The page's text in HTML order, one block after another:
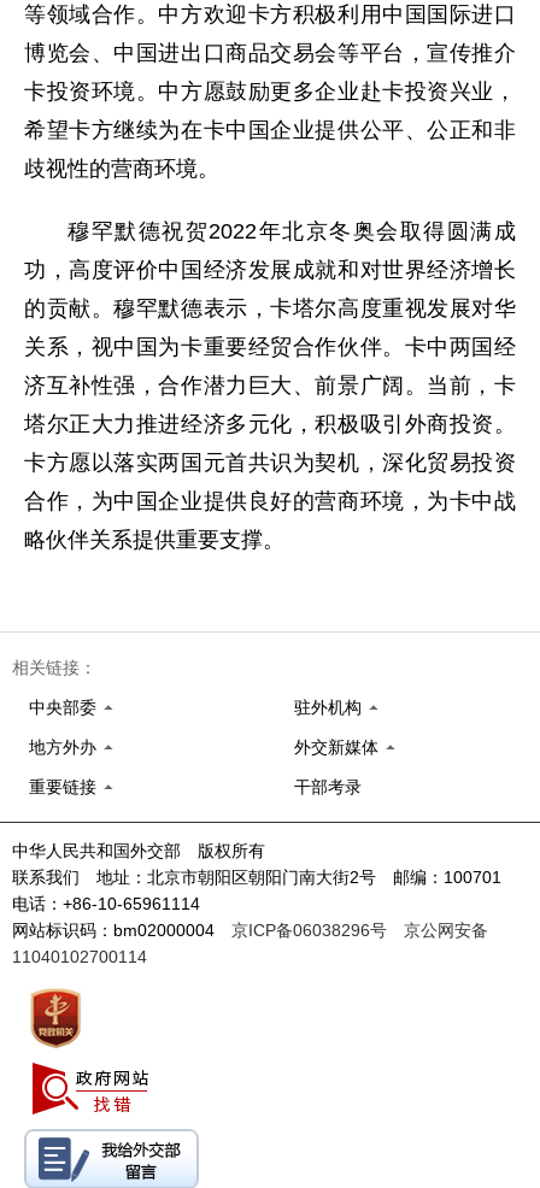
等领域合作。中方欢迎卡方积极利用中国国际进口
博览会、中国进出口商品交易会等平台，宣传推介
卡投资环境。中方愿鼓励更多企业赴卡投资兴业，
希望卡方继续为在卡中国企业提供公平、公正和非
歧视性的营商环境。
穆罕默德祝贺2022年北京冬奥会取得圆满成
功，高度评价中国经济发展成就和对世界经济增长
的贡献。穆罕默德表示，卡塔尔高度重视发展对华
关系，视中国为卡重要经贸合作伙伴。卡中两国经
济互补性强，合作潜力巨大、前景广阔。当前，卡
塔尔正大力推进经济多元化，积极吸引外商投资。
卡方愿以落实两国元首共识为契机，深化贸易投资
合作，为中国企业提供良好的营商环境，为卡中战
略伙伴关系提供重要支撑。
相关链接：
中央部委 驻外机构
地方外办 外交新媒体
重要链接 干部考录
中华人民共和国外交部 版权所有
联系我们 地址：北京市朝阳区朝阳门南大街2号 邮编：100701
电话：+86-10-65961114
网站标识码：bm02000004 京ICP备06038296号
京公网安备
11040102700114